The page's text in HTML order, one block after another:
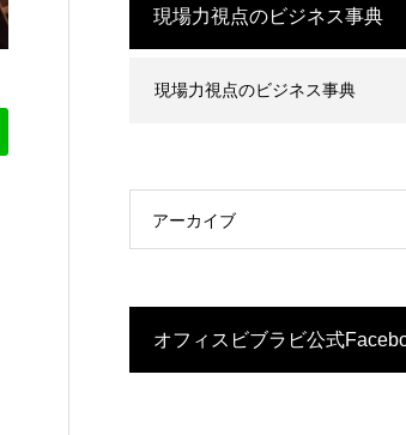
現場力視点のビジネス事典
現場力視点のビジネス事典
アーカイブ
オフィスビブラビ公式